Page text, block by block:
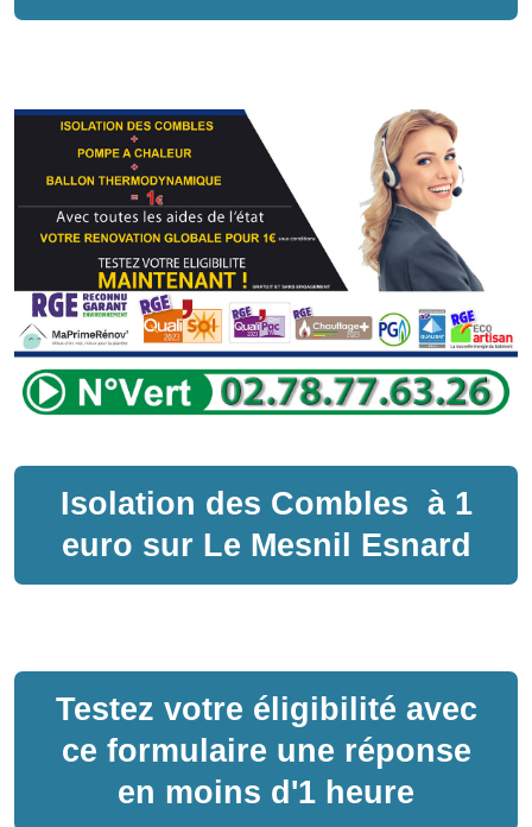
Isolation des Combles à 1
euro sur Le Mesnil Esnard
Testez votre éligibilité avec
ce formulaire une réponse
en moins d'1 heure